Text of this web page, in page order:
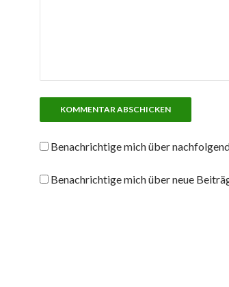
Benachrichtige mich über
Benachrichtige mich über neue